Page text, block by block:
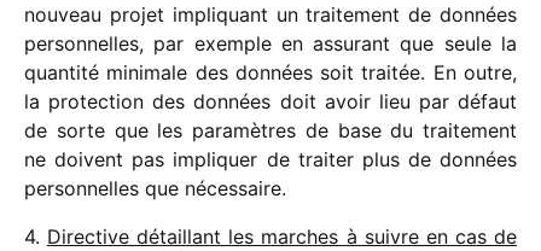
nouveau projet impli­quant un trai­te­ment de données
person­nelles, par exemple en assu­rant que seule la
quan­tité mini­male des données soit trai­tée. En outre,
la protec­tion des données doit avoir lieu par défaut
de sorte que les para­mètres de base du trai­te­ment
ne doivent pas impli­quer de trai­ter plus de données
person­nelles que nécessaire.
4. Directive détaillant les marches à suivre en cas de